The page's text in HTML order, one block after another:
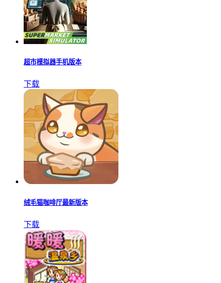
超市模拟器手机版本
下载
绒毛猫咖啡厅最新版本
下载